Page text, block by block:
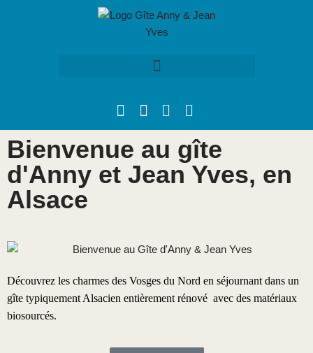
Bienvenue au gîte
d'Anny et Jean Yves, en
Alsace
Découvrez les charmes des Vosges du Nord en séjournant dans un
gîte typiquement Alsacien entièrement rénové avec des matériaux
biosourcés.